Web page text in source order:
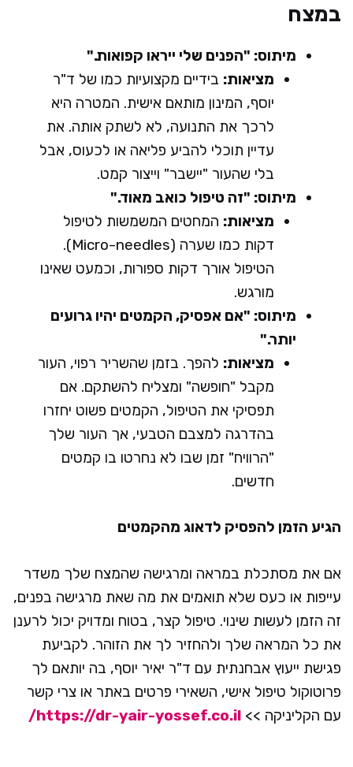
במצח
מיתוס: "הפנים שלי ייראו קפואות."
מציאות: בידיים מקצועיות כמו של ד"ר
יוסף, המינון מותאם אישית. המטרה היא
לרכך את התנועה, לא לשתק אותה. את
עדיין תוכלי להביע פליאה או לכעוס, אבל
בלי שהעור "יישבר" וייצור קמט.
מיתוס: "זה טיפול כואב מאוד."
מציאות: המחטים המשמשות לטיפול
דקות כמו שערה (Micro-needles).
הטיפול אורך דקות ספורות, וכמעט שאינו
מורגש.
מיתוס: "אם אפסיק, הקמטים יהיו גרועים
יותר."
מציאות: להפך. בזמן שהשריר רפוי, העור
מקבל "חופשה" ומצליח להשתקם. אם
תפסיקי את הטיפול, הקמטים פשוט יחזרו
בהדרגה למצבם הטבעי, אך העור שלך
"הרוויח" זמן שבו לא נחרטו בו קמטים
חדשים.
הגיע הזמן להפסיק לדאוג מהקמטים
אם את מסתכלת במראה ומרגישה שהמצח שלך משדר
עייפות או כעס שלא תואמים את מה שאת מרגישה בפנים,
זה הזמן לעשות שינוי. טיפול קצר, בטוח ומדויק יכול לרענן
את כל המראה שלך ולהחזיר לך את הזוהר. לקביעת
פגישת ייעוץ אבחנתית עם ד"ר יאיר יוסף, בה יותאם לך
פרוטוקול טיפול אישי, השאירי פרטים באתר או צרי קשר
עם הקליניקה >> https://dr-yair-yossef.co.il/